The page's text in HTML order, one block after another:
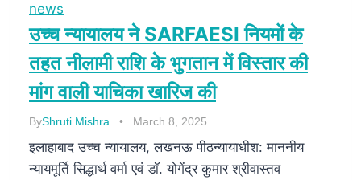
news
उच्च न्यायालय ने SARFAESI नियमों के
तहत नीलामी राशि के भुगतान में विस्तार की
मांग वाली याचिका खारिज की
ByShruti Mishra March 8, 2025
इलाहाबाद उच्च न्यायालय, लखनऊ पीठन्यायाधीश: माननीय
न्यायमूर्ति सिद्धार्थ वर्मा एवं डॉ. योगेंद्र कुमार श्रीवास्तव